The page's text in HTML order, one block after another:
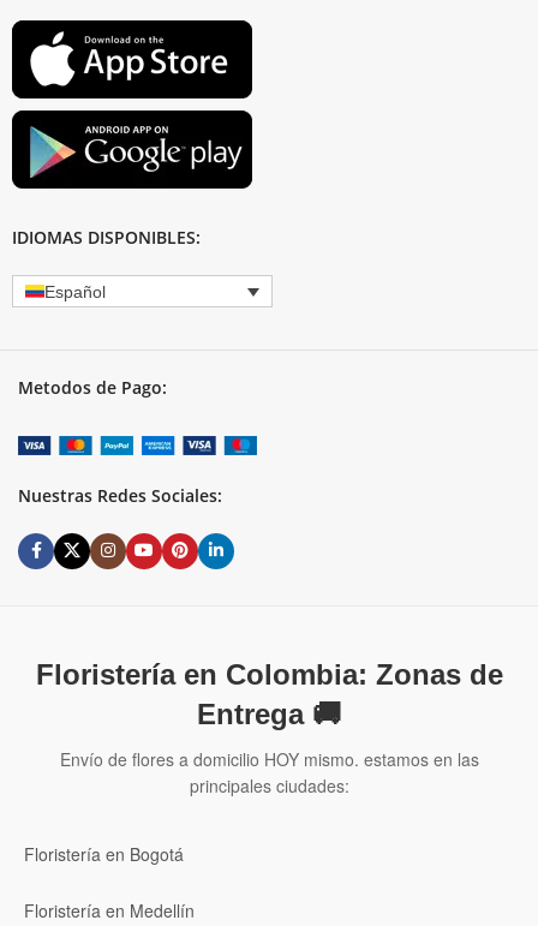
IDIOMAS DISPONIBLES:
Español
Metodos de Pago:
Nuestras Redes Sociales:
Floristería en Colombia: Zonas de
Entrega 🚚
Envío de flores a domicilio HOY mismo. estamos en las
principales ciudades:
Floristería en Bogotá
Floristería en Medellín